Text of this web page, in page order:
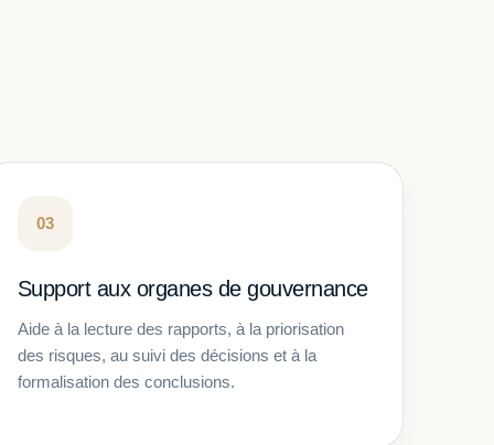
03
Support aux organes de gouvernance
Aide à la lecture des rapports, à la priorisation
des risques, au suivi des décisions et à la
formalisation des conclusions.